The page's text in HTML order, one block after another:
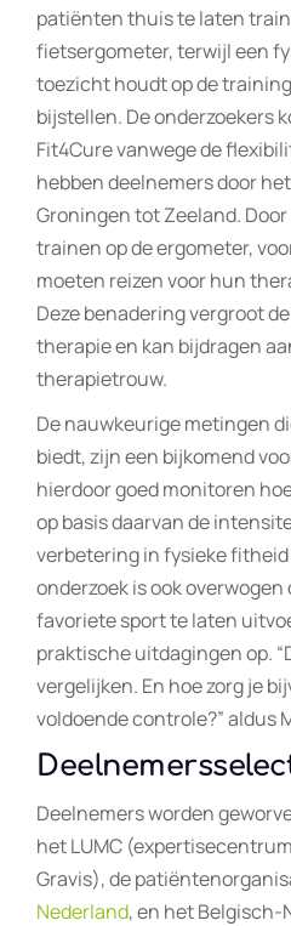
patiënten thuis te laten
fietsergometer, terwijl een
toezicht houdt op de
bijstellen. De onderzoekers
Fit4Cure vanwege de
hebben deelnemers door
Groningen tot Zeeland.
trainen op de ergometer,
moeten reizen voor hun
Deze benadering vergroot
therapie en kan bijdragen
therapietrouw.
De nauwkeurige metingen
biedt, zijn een bijkomend
hierdoor goed monitoren
op basis daarvan de
verbetering in fysieke fitheid
onderzoek is ook
favoriete sport te laten
praktische uitdagingen op.
vergelijken. En hoe zorg je
voldoende controle?” aldus
Deelnemers worden
het LUMC
Gravis), de
Nederland, en het Belgisch-